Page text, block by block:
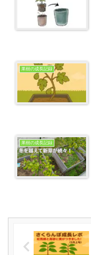
果樹の成長記録
果樹の成長記録